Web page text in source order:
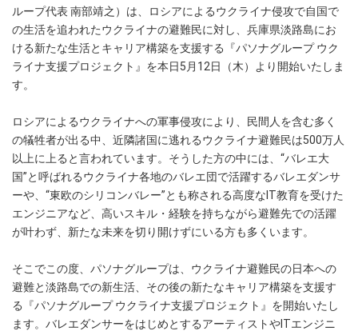
ループ代表 南部靖之）は、ロシアによるウクライナ侵攻で自国で
の生活を追われたウクライナの避難民に対し、兵庫県淡路島にお
ける新たな生活とキャリア構築を支援する『パソナグループ ウク
ライナ支援プロジェクト』を本日5月12日（木）より開始いたしま
す。
ロシアによるウクライナへの軍事侵攻により、民間人を含む多く
の犠牲者が出る中、近隣諸国に逃れるウクライナ避難民は500万人
以上に上ると言われています。そうした方の中には、“バレエ大
国”と呼ばれるウクライナ各地のバレエ団で活躍するバレエダンサ
ーや、“東欧のシリコンバレー”とも称される高度なIT教育を受けた
エンジニアなど、高いスキル・経験を持ちながら避難先での活躍
が叶わず、新たな未来を切り開けずにいる方も多くいます。
そこでこの度、パソナグループは、ウクライナ避難民の日本への
避難と淡路島での新生活、その後の新たなキャリア構築を支援す
る『パソナグループ ウクライナ支援プロジェクト』を開始いたし
ます。バレエダンサーをはじめとするアーティストやITエンジニ